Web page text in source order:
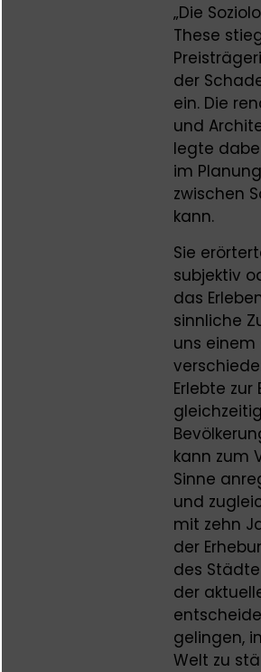
„Die
These
der
ein. Die
und
legte
im
zwischen
kann.
Sie
subjektiv
das
sinnliche
uns einem
Erlebte zur
kann zum
Sinne
und
mit zehn
der
des
der
gelingen,
Welt zu